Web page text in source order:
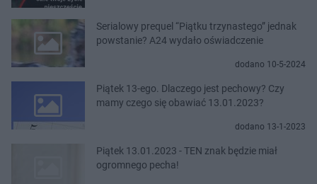
Serialowy prequel “Piątku trzynastego” jednak
powstanie? A24 wydało oświadczenie
dodano 10-5-2024
Piątek 13-ego. Dlaczego jest pechowy? Czy
mamy czego się obawiać 13.01.2023?
dodano 13-1-2023
Piątek 13.01.2023 - TEN znak będzie miał
ogromnego pecha!